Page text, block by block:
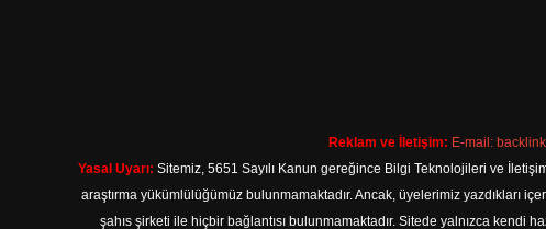
Reklam ve İletişim: E-mail:
Yasal Uyarı: Sitemiz, 5651 Sayılı Kanun gereğince Bilgi Teknolojileri ve
araştırma yükümlülüğümüz bulunmamaktadır. Ancak, üyelerimiz yazdıkları
şahıs şirketi ile hiçbir bağlantısı bulunmamaktadır. Sitede yalnızca kendi